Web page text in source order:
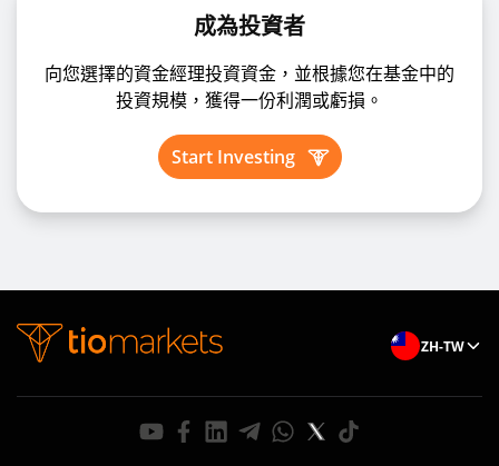
成為投資者
向您選擇的資金經理投資資金，並根據您在基金中的
投資規模，獲得一份利潤或虧損。
Start Investing
ZH-TW